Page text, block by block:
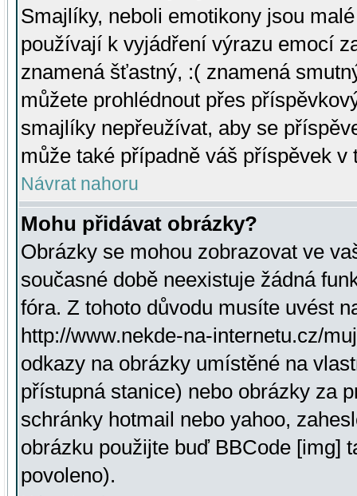
Smajlíky, neboli emotikony jsou
používají k vyjádření výrazu emocí
znamená šťastný, :( znamená
můžete prohlédnout přes
smajlíky nepřeužívat, aby se
může také případně váš příspěvek v
Návrat nahoru
Mohu přidávat obrázky?
Obrázky se mohou zobrazovat ve
současné době neexistuje žádná
fóra. Z tohoto důvodu musíte uvést
http://www.nekde-na-internetu.cz/
odkazy na obrázky umístěné na
přístupná stanice) nebo obrázky za
schránky hotmail nebo yahoo,
obrázku použijte buď BBCode [img]
povoleno).